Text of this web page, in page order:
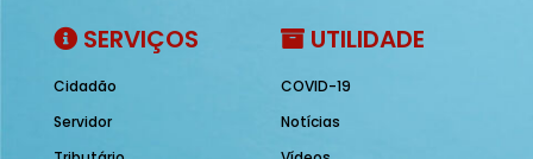
SERVIÇOS
Cidadão
Servidor
UTILIDADE
COVID-19
Notícias